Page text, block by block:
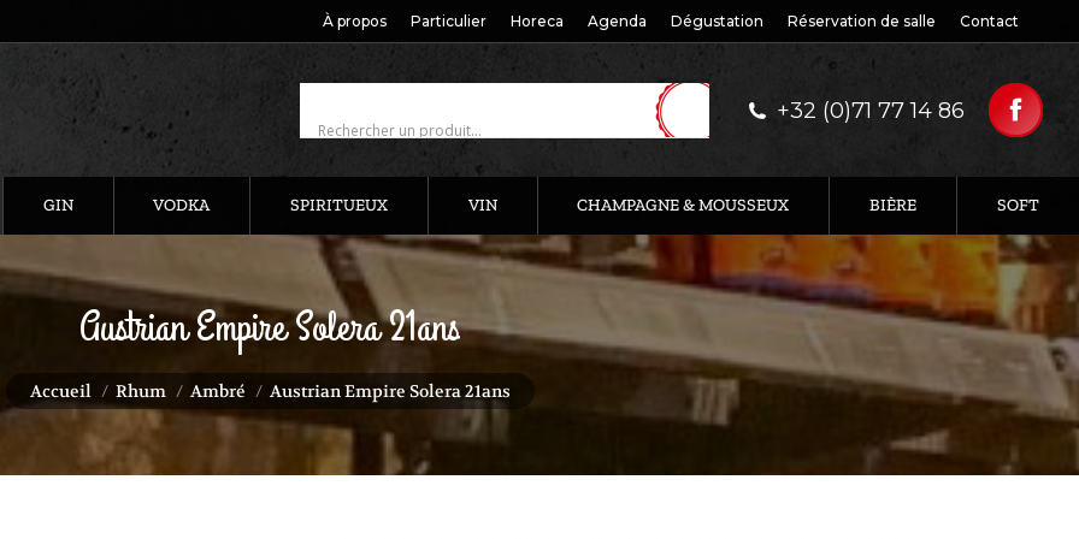
À propos Particulier Horeca Agenda Dégustation Réservation de salle Contact
+32 (0)71 77 14 86
GIN VODKA SPIRITUEUX VIN CHAMPAGNE & MOUSSEUX BIÈRE SOFT
Austrian Empire Solera 21ans
Accueil Rhum Ambré Austrian Empire Solera 21ans